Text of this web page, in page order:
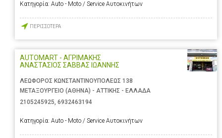
Κατηγορία: Auto - Moto / Service Αυτοκινήτων
ΠΕΡΙΣΣΟΤΕΡΑ
AUTOMART - ΑΓΡΙΜΑΚΗΣ
ΑΝΑΣΤΑΣΙΟΣ ΣΑΒΒΑΣ ΙΩΑΝΝΗΣ
ΛΕΩΦΟΡΟΣ ΚΩΝΣΤΑΝΤΙΝΟΥΠΟΛΕΩΣ 138
ΜΕΤΑΞΟΥΡΓΕΙΟ (ΑΘΗΝΑ) - ΑΤΤΙΚΗΣ - ΕΛΛΑΔΑ
2105245925, 6932463194
Κατηγορία: Auto - Moto / Service Αυτοκινήτων